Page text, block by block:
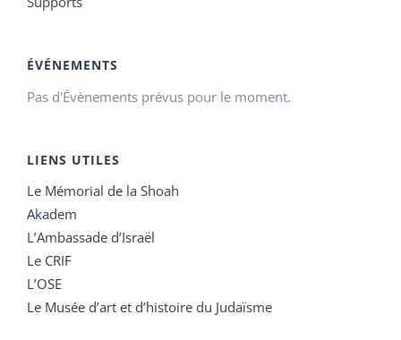
ÉVÉNEMENTS
Pas d'Évènements prévus pour le moment.
LIENS UTILES
Le Mémorial de la Shoah
Akadem
L’Ambassade d’Israël
Le CRIF
L’OSE
Le Musée d’art et d’histoire du Judaïsme